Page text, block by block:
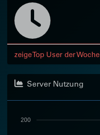
zeige Top User der Woche
Server Nutzung
200